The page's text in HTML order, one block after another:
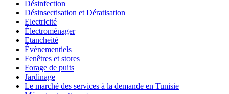
Désinfection
Désinsectisation et Dératisation
Electricité
Électroménager
Etancheité
Évènementiels
Fenêtres et stores
Forage de puits
Jardinage
Le marché des services à la demande en Tunisie